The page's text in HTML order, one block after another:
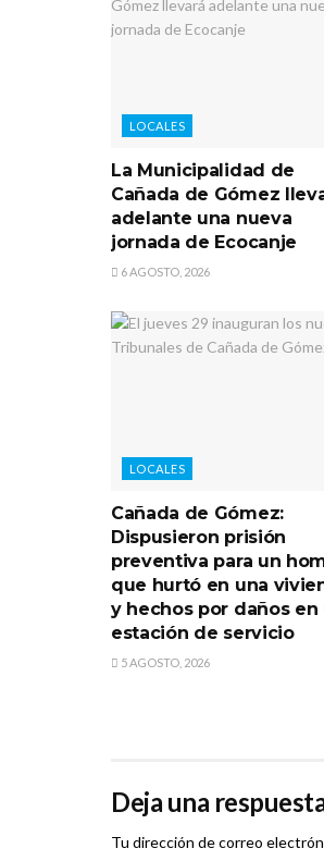
LOCALES
La Municipalidad de
Cañada de Gómez
adelante una nueva
jornada de Ecocanje
6 AGOSTO, 2026
LOCALES
Cañada de Gómez:
Dispusieron prisión
preventiva para un
que hurtó en una
y hechos por daños en
estación de servicio
5 AGOSTO, 2026
Deja una
Tu dirección de correo